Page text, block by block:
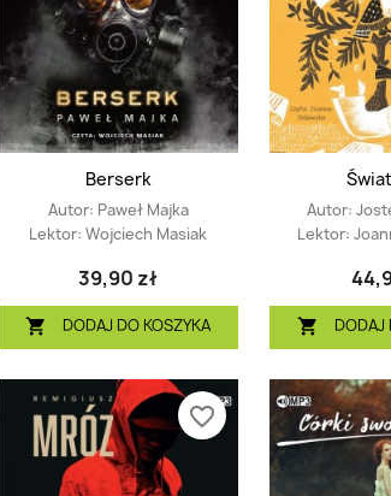
Berserk
Autor: Paweł Majka
Lektor: Wojciech Masiak
39,90 zł
 DODAJ DO KOSZYKA
Autor:
Lektor:
 DODAJ
favorite_border